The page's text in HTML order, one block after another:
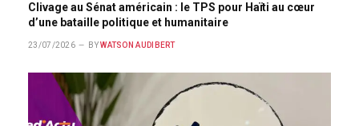
Clivage au Sénat américain : le TPS pour Haïti au cœur
d’une bataille politique et humanitaire
23/07/2026 BY WATSON AUDIBERT